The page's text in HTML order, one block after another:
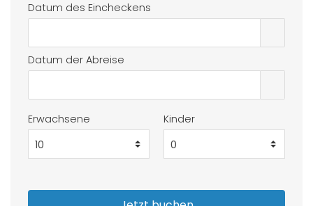
Datum des Eincheckens
Datum der Abreise
Erwachsene Kinder